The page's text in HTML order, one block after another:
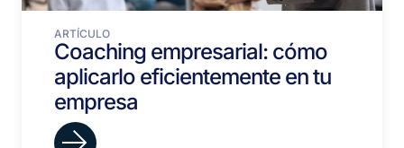
ARTÍCULO
Coaching empresarial: cómo
aplicarlo eficientemente en tu
empresa